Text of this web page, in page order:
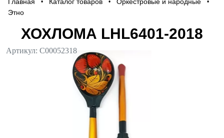
• • •
Этно
ХОХЛОМА LHL6401-2018
Артикул: С00052318